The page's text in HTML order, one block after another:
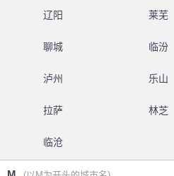
辽阳 莱芜
聊城 临汾
泸州 乐山
拉萨 林芝
临沧